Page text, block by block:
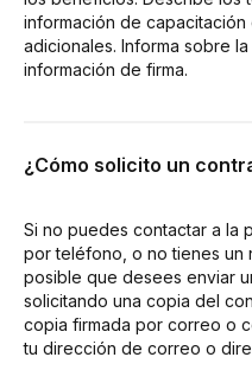
información de
adicionales. Informa sobre
información de firma.
¿Cómo solicito un
Si no puedes contactar a la
por teléfono, o no tienes un
posible que desees enviar
solicitando una copia del
copia firmada por correo o
tu dirección de correo o